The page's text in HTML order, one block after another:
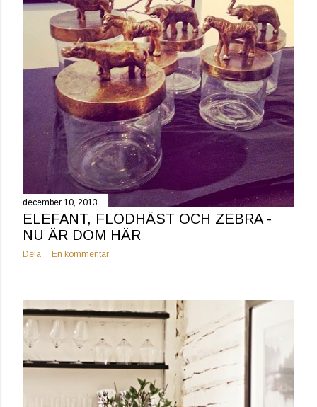
december 10, 2013
ELEFANT, FLODHÄST OCH ZEBRA -
NU ÄR DOM HÄR
Dela En kommentar